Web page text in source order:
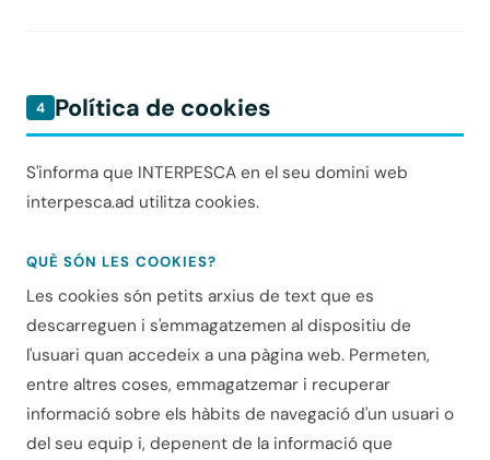
4 Política de cookies
S'informa que INTERPESCA en el seu domini web
interpesca.ad utilitza cookies.
QUÈ SÓN LES COOKIES?
Les cookies són petits arxius de text que es
descarreguen i s'emmagatzemen al dispositiu de
l'usuari quan accedeix a una pàgina web. Permeten,
entre altres coses, emmagatzemar i recuperar
informació sobre els hàbits de navegació d'un usuari o
del seu equip i, depenent de la informació que